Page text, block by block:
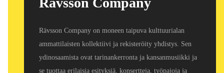
Rävsson Company on moneen taipuva kulttuurialan
ammattilaisten kollektiivi ja rekisteröity yhdistys. Sen
ydinosaamista ovat tarinankerronta ja kansanmusiikki ja
se tuottaa erilaisia esityksiä, konsertteja, työpajoja ja